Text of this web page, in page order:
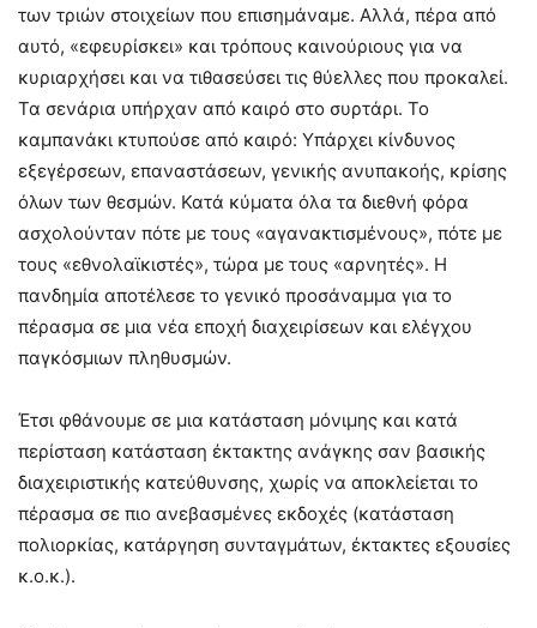
των τριών στοιχείων που επισημάναμε. Αλλά, πέρα από
αυτό, «εφευρίσκει» και τρόπους καινούριους για να
κυριαρχήσει και να τιθασεύσει τις θύελλες που προκαλεί.
Τα σενάρια υπήρχαν από καιρό στο συρτάρι. Το
καμπανάκι κτυπούσε από καιρό: Υπάρχει κίνδυνος
εξεγέρσεων, επαναστάσεων, γενικής ανυπακοής, κρίσης
όλων των θεσμών. Κατά κύματα όλα τα διεθνή φόρα
ασχολούνταν πότε με τους «αγανακτισμένους», πότε με
τους «εθνολαϊκιστές», τώρα με τους «αρνητές». Η
πανδημία αποτέλεσε το γενικό προσάναμμα για το
πέρασμα σε μια νέα εποχή διαχειρίσεων και ελέγχου
παγκόσμιων πληθυσμών.
Έτσι φθάνουμε σε μια κατάσταση μόνιμης και κατά
περίσταση κατάσταση έκτακτης ανάγκης σαν βασικής
διαχειριστικής κατεύθυνσης, χωρίς να αποκλείεται το
πέρασμα σε πιο ανεβασμένες εκδοχές (κατάσταση
πολιορκίας, κατάργηση συνταγμάτων, έκτακτες εξουσίες
κ.ο.κ.).